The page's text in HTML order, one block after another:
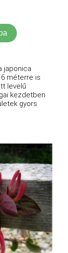
japonica
méterre is
levelű
kezdetben
gyors